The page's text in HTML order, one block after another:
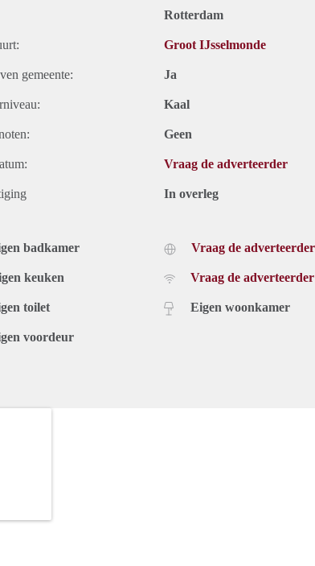
Rotterdam
Groot IJsselmonde
gemeente: Ja
Kaal
Geen
Vraag de adverteerder
In overleg
badkamer
keuken
toilet
voordeur
Vraag de adverteerder
Vraag de adverteerder
Eigen woonkamer